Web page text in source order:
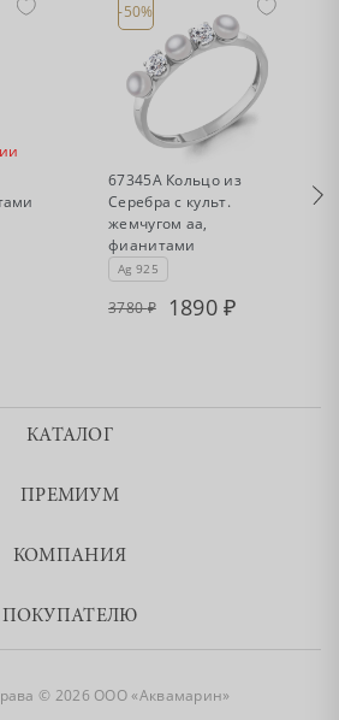
-50%
Есть в наличии
67345А Кольцо из
Серебра с культ.
жемчугом аа,
фианитами
Ag 925
3780 1890
КАТАЛОГ
ПРЕМИУМ
КОМПАНИЯ
ПОКУПАТЕЛЮ
© 2026 ООО «Аквамарин»